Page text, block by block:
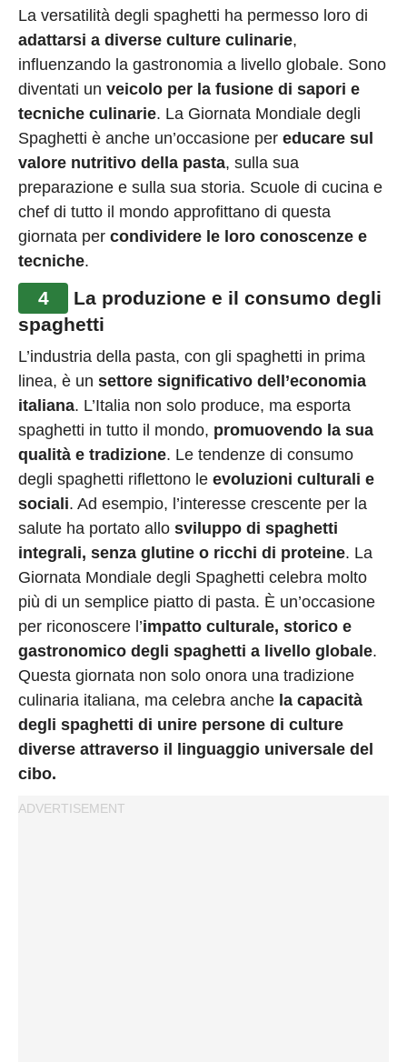
La versatilità degli spaghetti ha permesso loro di
adattarsi a diverse culture culinarie,
influenzando la gastronomia a livello globale. Sono
diventati un veicolo per la fusione di sapori e
tecniche culinarie. La Giornata Mondiale degli
Spaghetti è anche un’occasione per educare sul
valore nutritivo della pasta, sulla sua
preparazione e sulla sua storia. Scuole di cucina e
chef di tutto il mondo approfittano di questa
giornata per condividere le loro conoscenze e
tecniche.
4
La produzione e il consumo degli
spaghetti
L’industria della pasta, con gli spaghetti in prima
linea, è un settore significativo dell’economia
italiana. L’Italia non solo produce, ma esporta
spaghetti in tutto il mondo, promuovendo la sua
qualità e tradizione. Le tendenze di consumo
degli spaghetti riflettono le evoluzioni culturali e
sociali. Ad esempio, l’interesse crescente per la
salute ha portato allo sviluppo di spaghetti
integrali, senza glutine o ricchi di proteine. La
Giornata Mondiale degli Spaghetti celebra molto
più di un semplice piatto di pasta. È un’occasione
per riconoscere l’impatto culturale, storico e
gastronomico degli spaghetti a livello globale.
Questa giornata non solo onora una tradizione
culinaria italiana, ma celebra anche la capacità
degli spaghetti di unire persone di culture
diverse attraverso il linguaggio universale del
cibo.